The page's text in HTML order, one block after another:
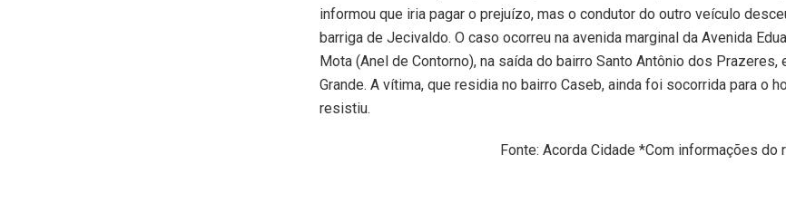
informou que iria pagar o prejuízo, mas o condutor do outro veículo
barriga de Jecivaldo. O caso ocorreu na avenida marginal da Avenida
Mota (Anel de Contorno), na saída do bairro Santo Antônio dos Prazeres,
Grande. A vítima, que residia no bairro Caseb, ainda foi socorrida para o
resistiu.
Fonte: Acorda Cidade *Com informações do